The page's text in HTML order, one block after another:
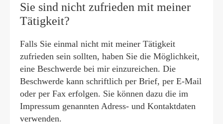
Sie sind nicht zufrieden mit meiner
Tätigkeit?
Falls Sie einmal nicht mit meiner Tätigkeit
zufrieden sein sollten, haben Sie die Möglichkeit,
eine Beschwerde bei mir einzureichen. Die
Beschwerde kann schriftlich per Brief, per E-Mail
oder per Fax erfolgen. Sie können dazu die im
Impressum genannten Adress- und Kontaktdaten
verwenden.